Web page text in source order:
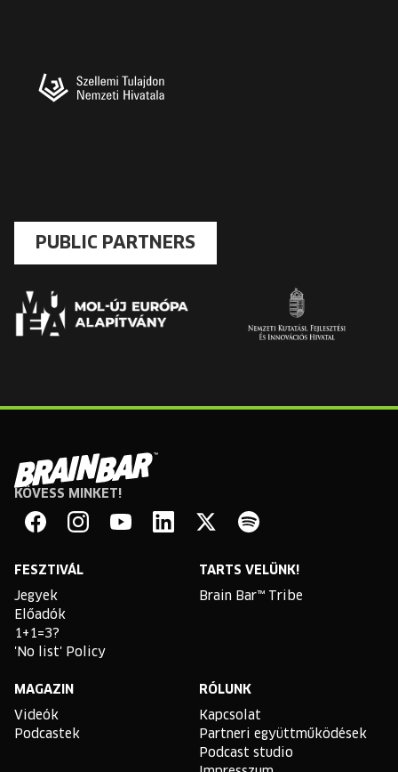
PUBLIC PARTNERS
Brain
Bar
KÖVESS MINKET!
FESZTIVÁL
Jegyek
Előadók
1+1=3?
'No list' Policy
TARTS VELÜNK!
Brain Bar™ Tribe
MAGAZIN
Videók
Podcastek
RÓLUNK
Kapcsolat
Partneri együttműködések
Podcast studio